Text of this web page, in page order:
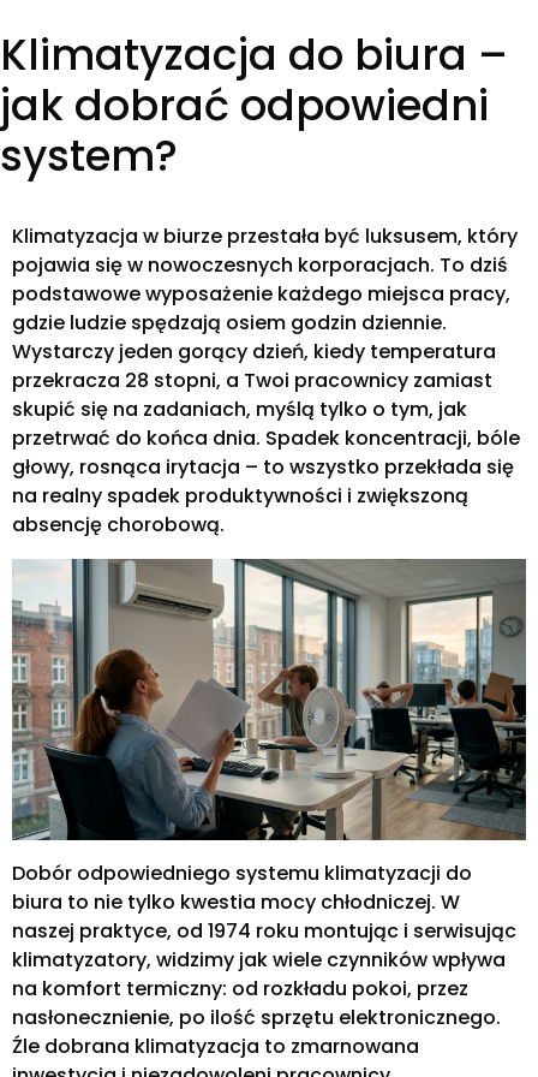
Klimatyzacja do biura –
jak dobrać odpowiedni
system?
Klimatyzacja w biurze przestała być luksusem, który
pojawia się w nowoczesnych korporacjach. To dziś
podstawowe wyposażenie każdego miejsca pracy,
gdzie ludzie spędzają osiem godzin dziennie.
Wystarczy jeden gorący dzień, kiedy temperatura
przekracza 28 stopni, a Twoi pracownicy zamiast
skupić się na zadaniach, myślą tylko o tym, jak
przetrwać do końca dnia. Spadek koncentracji, bóle
głowy, rosnąca irytacja – to wszystko przekłada się
na realny spadek produktywności i zwiększoną
absencję chorobową.
Dobór odpowiedniego systemu klimatyzacji do
biura to nie tylko kwestia mocy chłodniczej. W
naszej praktyce, od 1974 roku montując i serwisując
klimatyzatory, widzimy jak wiele czynników wpływa
na komfort termiczny: od rozkładu pokoi, przez
nasłonecznienie, po ilość sprzętu elektronicznego.
Źle dobrana klimatyzacja to zmarnowana